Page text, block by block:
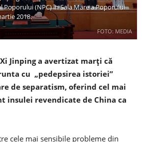
FOTO: MEDIA
Poporului (NPC) în Sala Mare a Poporului
2018.
Jinping a avertizat marți că
cu „pedepsirea istoriei”
de separatism, oferind cel mai
insulei revendicate de China ca
cele mai sensibile probleme din